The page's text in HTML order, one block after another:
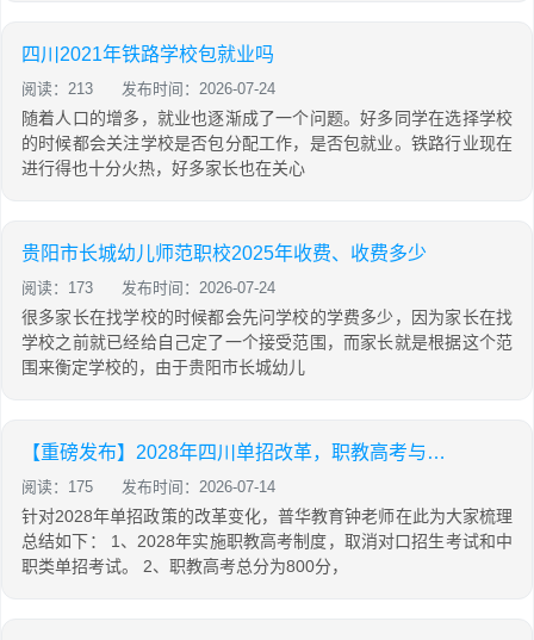
四川2021年铁路学校包就业吗
阅读：213 发布时间：2026-07-24
随着人口的增多，就业也逐渐成了一个问题。好多同学在选择学校
的时候都会关注学校是否包分配工作，是否包就业。铁路行业现在
进行得也十分火热，好多家长也在关心
贵阳市长城幼儿师范职校2025年收费、收费多少
阅读：173 发布时间：2026-07-24
很多家长在找学校的时候都会先问学校的学费多少，因为家长在找
学校之前就已经给自己定了一个接受范围，而家长就是根据这个范
围来衡定学校的，由于贵阳市长城幼儿
【重磅发布】2028年四川单招改革，职教高考与高职单招最新改革政策公布！
阅读：175 发布时间：2026-07-14
针对2028年单招政策的改革变化，普华教育钟老师在此为大家梳理
总结如下： 1、2028年实施职教高考制度，取消对口招生考试和中
职类单招考试。 2、职教高考总分为800分，